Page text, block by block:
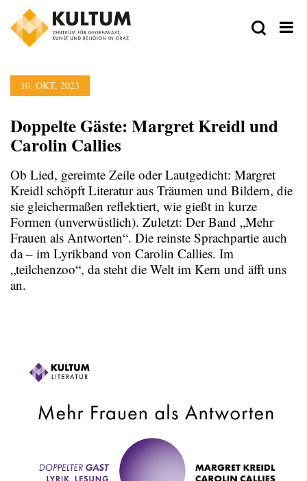
10. OKT. 2023
Doppelte Gäste: Margret Kreidl und
Carolin Callies
Ob Lied, gereimte Zeile oder Lautgedicht: Margret
Kreidl schöpft Literatur aus Träumen und Bildern, die
sie gleichermaßen reflektiert, wie gießt in kurze
Formen (unverwüstlich). Zuletzt: Der Band „Mehr
Frauen als Antworten“. Die reinste Sprachpartie auch
da – im Lyrikband von Carolin Callies. Im
„teilchenzoo“, da steht die Welt im Kern und äfft uns
an.